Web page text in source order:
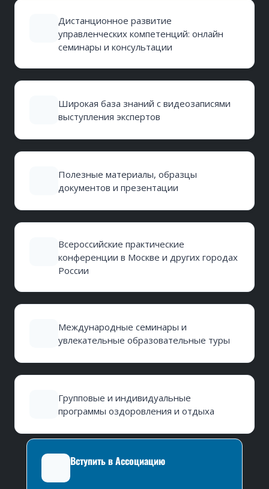
Дистанционное развитие
управленческих компетенций: онлайн
семинары и консультации
Широкая база знаний с видеозаписями
выступления экспертов
Полезные материалы, образцы
документов и презентации
Всероссийские практические
конференции в Москве и других городах
России
Международные семинары и
увлекательные образовательные туры
Групповые и индивидуальные
программы оздоровления и отдыха
Вступить в Ассоциацию